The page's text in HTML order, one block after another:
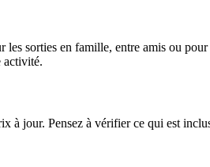
sorties en famille, entre amis ou
activité.
à jour. Pensez à vérifier ce qui est